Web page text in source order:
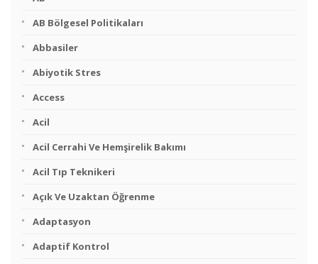
AB Bölgesel Politikaları
Abbasiler
Abiyotik Stres
Access
Acil
Acil Cerrahi Ve Hemşirelik Bakımı
Acil Tıp Teknikeri
Açık Ve Uzaktan Öğrenme
Adaptasyon
Adaptif Kontrol